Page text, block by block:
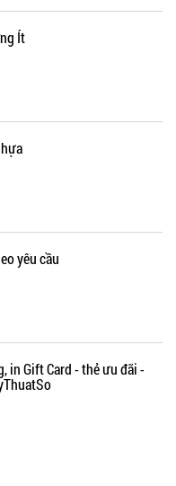
Ít
yêu cầu
in Gift Card - thẻ ưu đãi -